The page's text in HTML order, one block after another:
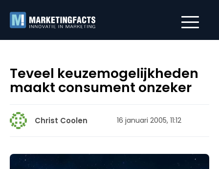
Teveel keuzemogelijkheden
maakt consument onzeker
Christ Coolen 16 januari 2005, 11:12